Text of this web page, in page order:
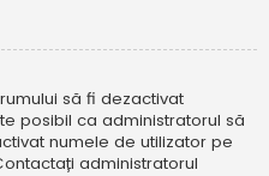
să fi dezactivat
posibil ca administratorul să
numele de utilizator pe
administratorul